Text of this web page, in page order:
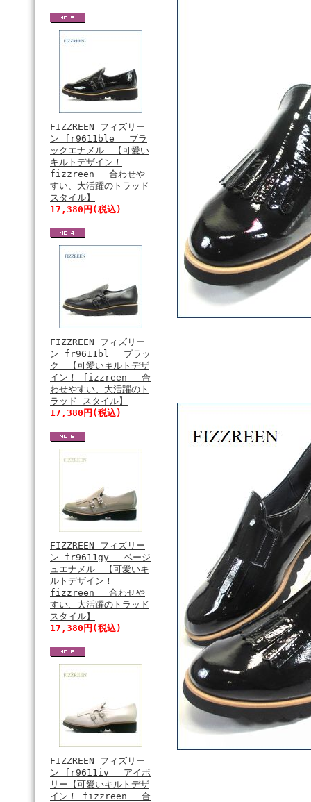
FIZZREEN フィズリー
ン fr9611ble ブラ
ックエナメル 【可愛い
キルトデザイン！
fizzreen 合わせや
すい、大活躍のトラッド
スタイル】
17,380円(税込)
FIZZREEN フィズリー
ン fr9611bl ブラッ
ク 【可愛いキルトデザ
イン！ fizzreen 合
わせやすい、大活躍のト
ラッド スタイル】
17,380円(税込)
FIZZREEN フィズリー
ン fr9611gy ベージ
ュエナメル 【可愛いキ
ルトデザイン！
fizzreen 合わせや
すい、大活躍のトラッド
スタイル】
17,380円(税込)
FIZZREEN フィズリー
ン fr9611iv アイボ
リー【可愛いキルトデザ
イン！ fizzreen 合